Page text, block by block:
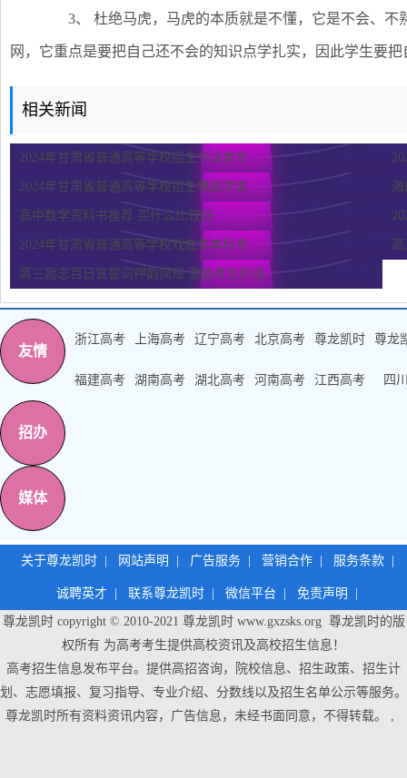
3、 杜绝马虎，马虎的本质就是不懂，它是不会、不
网，它重点是要把自己还不会的知识点学扎实，因此学生要
相关新闻
2024年甘肃省普通高等学校招生书法类专...
2024年甘肃省普通高等学校招生舞蹈学类...
高中数学资料书推荐 买什么比较好
2024年甘肃省普通高等学校戏曲类本科专...
高三励志百日宣誓词押韵简短 激励考生的语...
友情
浙江高考 上海高考 辽宁高考 北京高考 尊龙凯时 尊龙
福建高考 湖南高考 湖北高考 河南高考 江西高考 四
招办
媒体
关于尊龙凯时 网站声明 广告服务 营销合作 服务条款
诚聘英才 联系尊龙凯时 微信平台 免责声明
尊龙凯时 copyright © 2010-2021 尊龙凯时www.gxzsks.org 尊龙凯时的版
权所有 为高考考生提供高校资讯及高校招生信息！
高考招生信息发布平台。提供高招咨询，院校信息、招生政策、招生计
划、志愿填报、复习指导、专业介绍、分数线以及招生名单公示等服务。
尊龙凯时所有资料资讯内容，广告信息，未经书面同意，不得转载。 ,